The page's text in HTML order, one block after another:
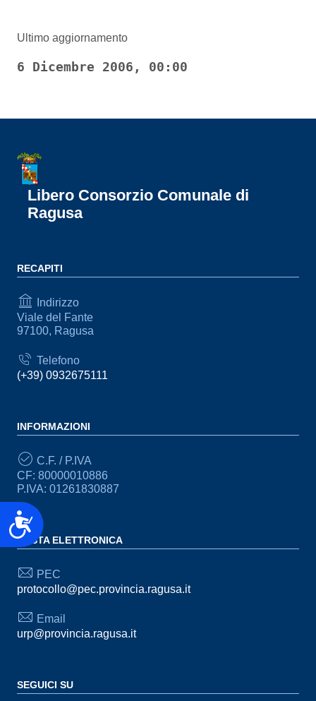
Accessibilità
Ultimo aggiornamento
6 Dicembre 2006, 00:00
Libero Consorzio Comunale di
Ragusa
RECAPITI
Indirizzo
Viale del Fante
97100, Ragusa
Telefono
(+39) 0932675111
INFORMAZIONI
C.F. / P.IVA
CF: 80000010886
P.IVA: 01261830887
POSTA ELETTRONICA
PEC
protocollo@pec.provincia.ragusa.it
Email
urp@provincia.ragusa.it
SEGUICI SU